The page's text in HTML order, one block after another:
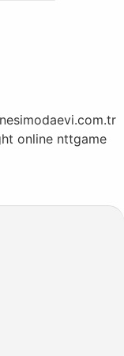
online nttgame